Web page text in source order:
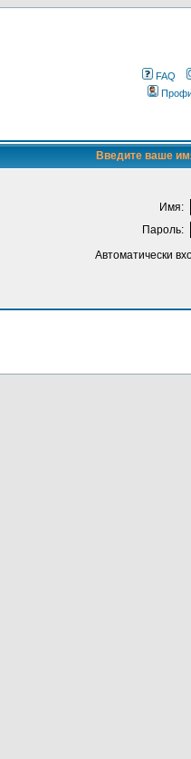
FAQ
Введите ваше
Имя:
Пароль:
Автоматически